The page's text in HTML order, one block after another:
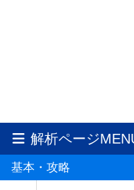
解析ページ
基本・攻略